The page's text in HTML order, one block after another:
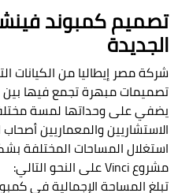
تصميم كمبوند
الجديدة
شركة مصر إيطاليا من
تصميمات مبهرة تجمع فيها بين
يضفي على وحداتها لمسة
الاستشاريين والمعماريين
استغلال المساحات المختلفة
مشروع Vinci على النحو التالي:
تبلغ المساحة الإجمالية في